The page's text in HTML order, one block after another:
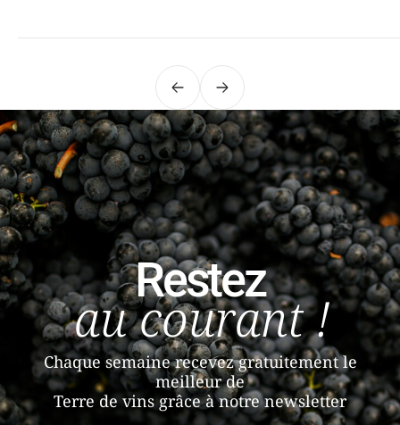
PrécédentSuivant
Restez
au courant !
Chaque semaine recevez gratuitement le
meilleur de
Terre de vins grâce à notre newsletter